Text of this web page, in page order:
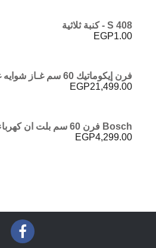
S 408 - كنبة ثلاثية
EGP1.00
فرن إيكوماتيك 60 سم غـاز شوايه غاز
EGP21,499.00
Bosch فرن 60 سم بلت ان كهرباء بوش
EGP4,299.00